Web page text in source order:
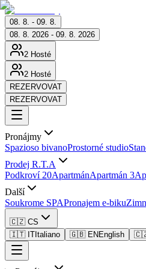
08. 8. - 09. 8.
08. 8. 2026 - 09. 8. 2026
2 Hosté
2 Hosté
REZERVOVAT
REZERVOVAT
Pronájmy
Spazioso bivanoProstorné studio
Prodej R.T.A
Podkroví 20ApartmánApartmán 3
Další
Soukrome SPAPronajem e-biku
🇨🇿 CS
🇮🇹 IT Italiano 🇬🇧 EN English